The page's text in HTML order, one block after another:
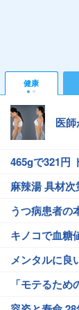
健康
医
465gで321円
麻辣湯 具材
うつ病患者の
キノコで血糖
メンタルに良
「モテるた